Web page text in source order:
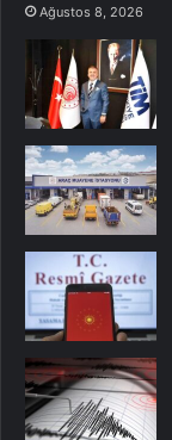
Ağustos 8, 2026